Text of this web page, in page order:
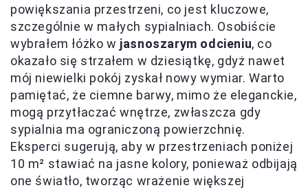
powiększania przestrzeni, co jest kluczowe,
szczególnie w małych sypialniach. Osobiście
wybrałem łóżko w jasnoszarym odcieniu, co
okazało się strzałem w dziesiątkę, gdyż nawet
mój niewielki pokój zyskał nowy wymiar. Warto
pamiętać, że ciemne barwy, mimo że eleganckie,
mogą przytłaczać wnętrze, zwłaszcza gdy
sypialnia ma ograniczoną powierzchnię.
Eksperci sugerują, aby w przestrzeniach poniżej
10 m² stawiać na jasne kolory, ponieważ odbijają
one światło, tworząc wrażenie większej